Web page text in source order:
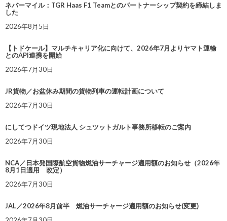
ネバーマイル：TGR Haas F1 Teamとのパートナーシップ契約を締結しま
した
2026年8月5日
【トドケール】マルチキャリア化に向けて、2026年7月よりヤマト運輸
とのAPI連携を開始
2026年7月30日
JR貨物／お盆休み期間の貨物列車の運転計画について
2026年7月30日
にしてつドイツ現地法人 シュツットガルト事務所移転のご案内
2026年7月30日
NCA／日本発国際航空貨物燃油サーチャージ適用額のお知らせ（2026年
8月1日適用 改定）
2026年7月30日
JAL／2026年8月前半 燃油サーチャージ適用額のお知らせ(変更)